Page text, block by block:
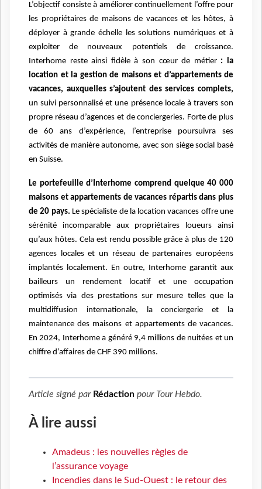
L’objectif consiste à améliorer continuellement l’offre pour
les propriétaires de maisons de vacances et les hôtes, à
déployer à grande échelle les solutions numériques et à
exploiter de nouveaux potentiels de croissance.
Interhome reste ainsi fidèle à son cœur de métier : la
location et la gestion de maisons et d’appartements de
vacances, auxquelles s’ajoutent des services complets,
un suivi personnalisé et une présence locale à travers son
propre réseau d’agences et de conciergeries. Forte de plus
de 60 ans d’expérience, l’entreprise poursuivra ses
activités de manière autonome, avec son siège social basé
en Suisse.
Le portefeuille d’Interhome comprend quelque 40 000
maisons et appartements de vacances répartis dans plus
de 20 pays. Le spécialiste de la location vacances offre une
sérénité incomparable aux propriétaires loueurs ainsi
qu’aux hôtes. Cela est rendu possible grâce à plus de 120
agences locales et un réseau de partenaires européens
implantés localement. En outre, Interhome garantit aux
bailleurs un rendement locatif et une occupation
optimisés via des prestations sur mesure telles que la
multidiffusion internationale, la conciergerie et la
maintenance des maisons et appartements de vacances.
En 2024, Interhome a généré 9,4 millions de nuitées et un
chiffre d’affaires de CHF 390 millions.
Article signé par Rédaction pour Tour Hebdo.
À lire aussi
Amadeus : les nouvelles règles de
l’assurance voyage
Incendies dans le Sud-Ouest : le retour des